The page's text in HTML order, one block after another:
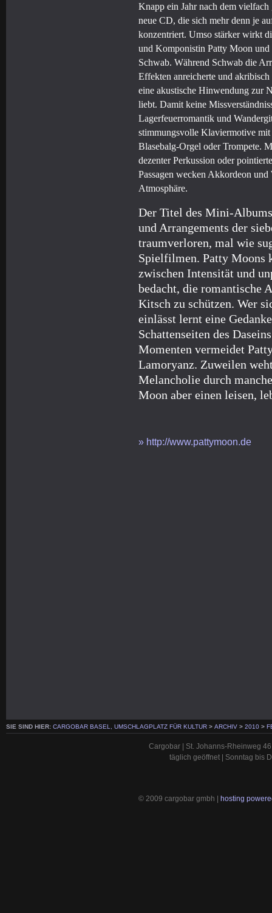
Knapp ein Jahr nach dem
neue CD, die sich mehr denn je
konzentriert. Umso stärker wirkt
und Komponistin Patty Moon und
Schwab. Während Schwab die
Effekten anreicherte und
eine akustische Hinwendung zur
liebt. Damit keine
Lagerfeuerromantik und
stimmungsvolle Klaviermotive
Blasebalg-Orgel oder Trompete.
dezenter Perkussion oder
Passagen wecken Akkordeon
Atmosphäre.
Der Titel des Mini-
und Arrangements der
traumverloren, mal wie
Spielfilmen. Patty Moons
zwischen Intensität und
bedacht, die romantische
Kitsch zu schützen. Wer
einlässt lernt eine
Schattenseiten des
Momenten vermeidet
Lamoryanz. Zuweilen
Melancholie durch
Moon aber einen leisen,
» http://www.pattymoon.de
SIE SIND HIER: CARGOBAR BASEL, UMSCHLAGPLATZ FÜR KULTUR > ARCHIV > 2010 >
Cargobar | St. Johanns-Rheinweg
täglich geöffnet | Sonntag bis
© 2009 cargobar gmbh | hosting